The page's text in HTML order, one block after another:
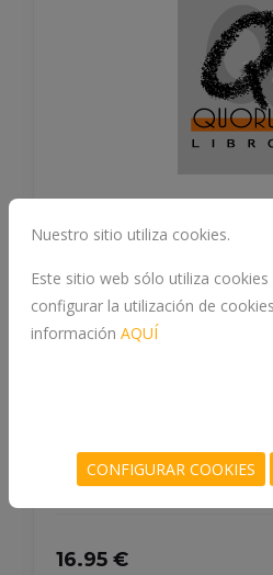
16.95 €
Nuestro sitio utiliza cookies.
Este sitio web sólo utiliza cookies
configurar la utilización de
información AQUÍ
CONFIGURAR COOKIES